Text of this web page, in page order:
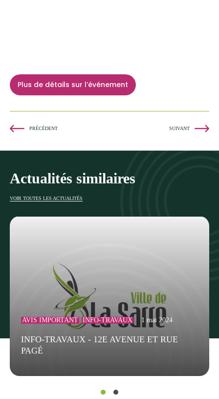
Plus de détails sur l’événement
PRÉCÉDENT SUIVANT
Actualités similaires
VOIR TOUTES LES ACTUALITÉS
AVIS IMPORTANT INFO-TRAVAUX 1 mai 2024
INFO-TRAVAUX - 12E AVENUE ET RUE
PAGÉ